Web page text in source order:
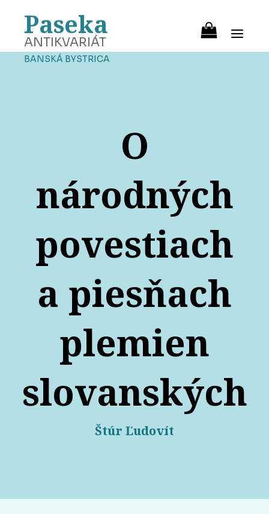
Paseka
ANTIKVARIÁT
BANSKÁ BYSTRICA
O
národných
povestiach
a piesňach
plemien
slovanských
Štúr Ľudovít